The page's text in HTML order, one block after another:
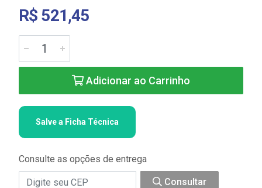
R$ 521,45
Adicionar ao Carrinho
Salve a Ficha Técnica
Consulte as opções de entrega
Consultar